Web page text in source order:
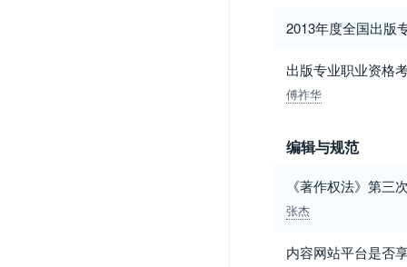
2013年度全国出版
出版专业职业资格
傅祚华
编辑与规范
《著作权法》第三
张杰
内容网站平台是否